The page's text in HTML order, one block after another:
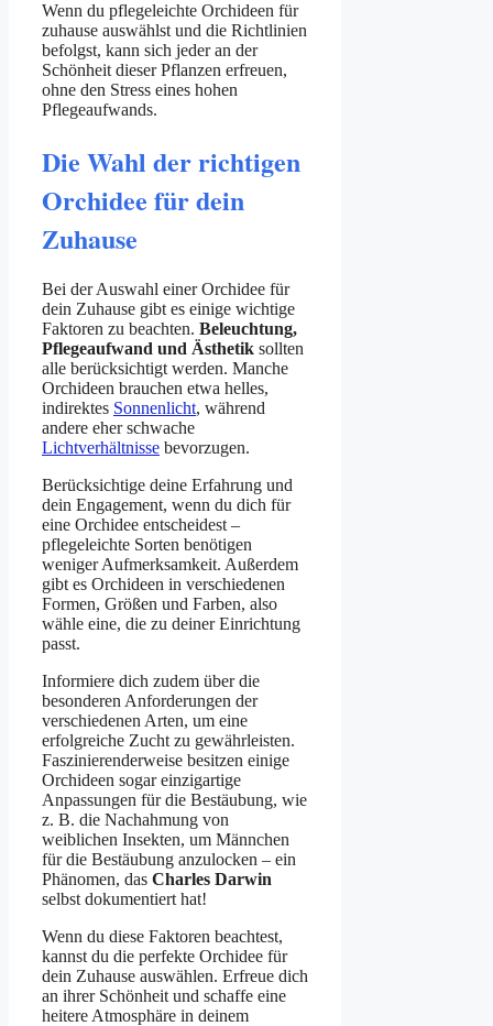
Wenn du pflegeleichte Orchideen für
zuhause auswählst und die Richtlinien
befolgst, kann sich jeder an der
Schönheit dieser Pflanzen erfreuen,
ohne den Stress eines hohen
Pflegeaufwands.
Die Wahl der richtigen
Orchidee für dein
Zuhause
Bei der Auswahl einer Orchidee für
dein Zuhause gibt es einige wichtige
Faktoren zu beachten. Beleuchtung,
Pflegeaufwand und Ästhetik sollten
alle berücksichtigt werden. Manche
Orchideen brauchen etwa helles,
indirektes Sonnenlicht, während
andere eher schwache
Lichtverhältnisse bevorzugen.
Berücksichtige deine Erfahrung und
dein Engagement, wenn du dich für
eine Orchidee entscheidest –
pflegeleichte Sorten benötigen
weniger Aufmerksamkeit. Außerdem
gibt es Orchideen in verschiedenen
Formen, Größen und Farben, also
wähle eine, die zu deiner Einrichtung
passt.
Informiere dich zudem über die
besonderen Anforderungen der
verschiedenen Arten, um eine
erfolgreiche Zucht zu gewährleisten.
Faszinierenderweise besitzen einige
Orchideen sogar einzigartige
Anpassungen für die Bestäubung, wie
z. B. die Nachahmung von
weiblichen Insekten, um Männchen
für die Bestäubung anzulocken – ein
Phänomen, das Charles Darwin
selbst dokumentiert hat!
Wenn du diese Faktoren beachtest,
kannst du die perfekte Orchidee für
dein Zuhause auswählen. Erfreue dich
an ihrer Schönheit und schaffe eine
heitere Atmosphäre in deinem